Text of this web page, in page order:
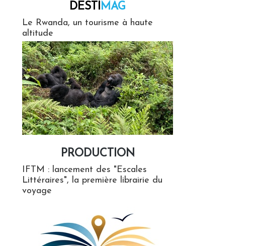
DESTIMAG
Le Rwanda, un tourisme à haute
altitude
PRODUCTION
IFTM : lancement des "Escales
Littéraires", la première librairie du
voyage